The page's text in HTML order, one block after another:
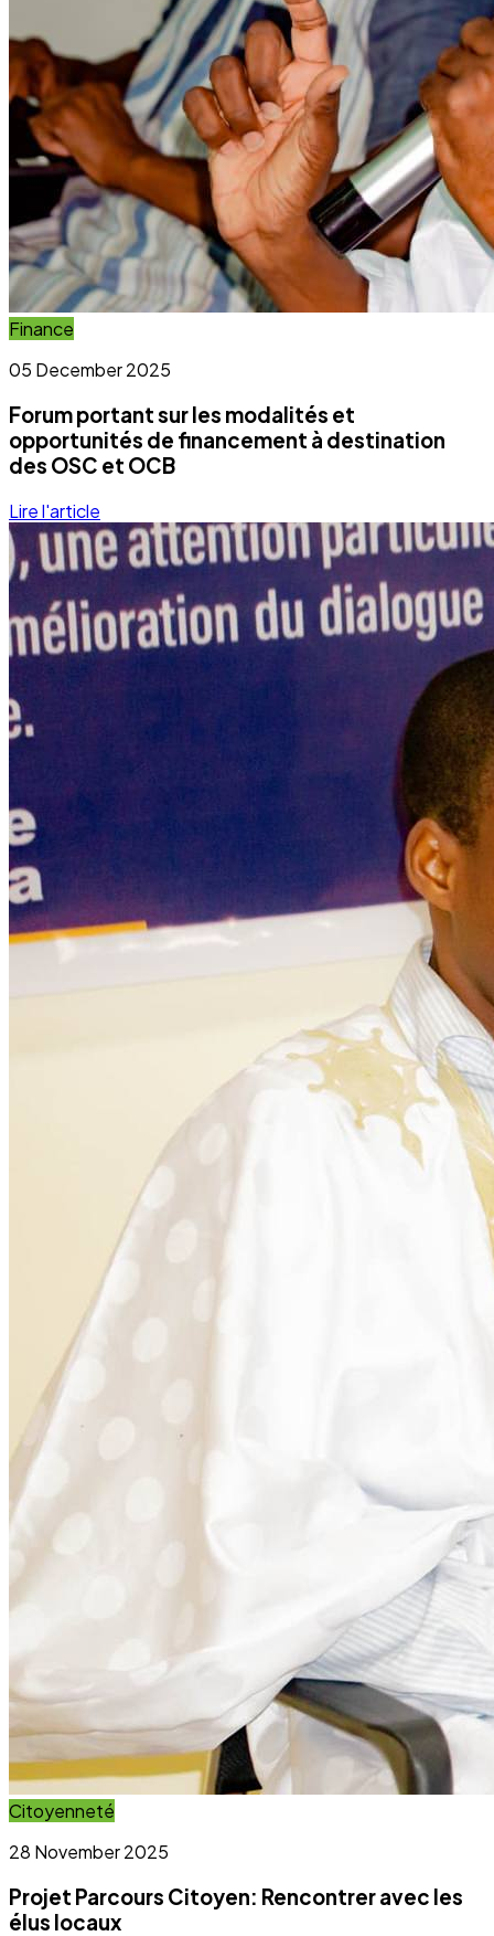
opportunités de financement à destination
des OSC et OCB
Lire l'article
Citoyenneté
28 November 2025
Projet Parcours Citoyen: Rencontrer avec les
élus locaux